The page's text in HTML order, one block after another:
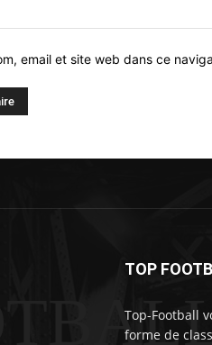
email et site web dans ce
TOP
Top-Football
forme de